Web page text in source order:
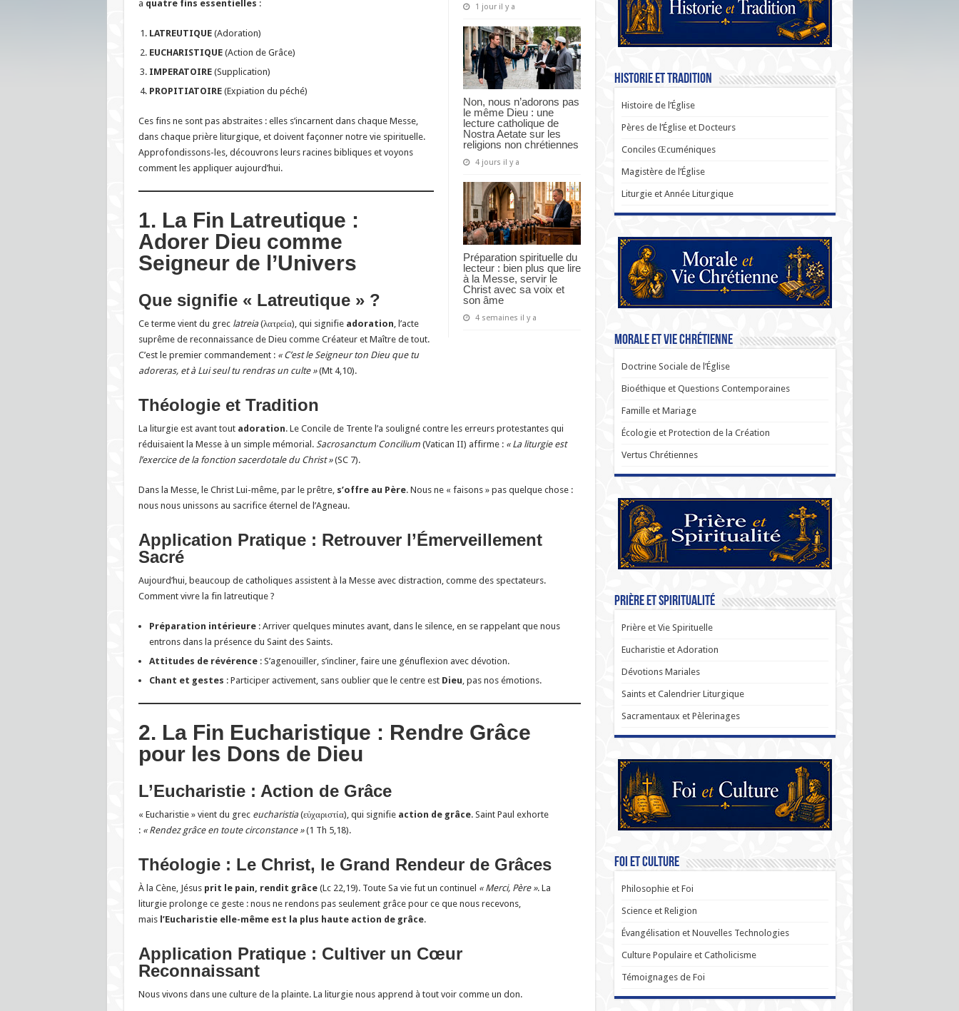
1 jour il y a
Non, nous n’adorons pas
le même Dieu : une
lecture catholique de
Nostra Aetate sur les
religions non chrétiennes
4 jours il y a
Préparation spirituelle du
lecteur : bien plus que lire
à la Messe, servir le
Christ avec sa voix et
son âme
4 semaines il y a
a quatre fins essentielles :
LATREUTIQUE(Adoration)
EUCHARISTIQUE(Action de Grâce)
IMPERATOIRE(Supplication)
PROPITIATOIRE(Expiation du péché)
Ces fins ne sont pas abstraites : elles s’incarnent dans chaque Messe,
dans chaque prière liturgique, et doivent façonner notre vie spirituelle.
Approfondissons-les, découvrons leurs racines bibliques et voyons
comment les appliquer aujourd’hui.
1. La Fin Latreutique :
Adorer Dieu comme
Seigneur de l’Univers
Que signifie « Latreutique » ?
Ce terme vient du grec latreia(λατρεία), qui signifie adoration, l’acte
suprême de reconnaissance de Dieu comme Créateur et Maître de tout.
C’est le premier commandement : « C’est le Seigneur ton Dieu que tu
adoreras, et à Lui seul tu rendras un culte »(Mt 4,10).
Théologie et Tradition
La liturgie est avant tout adoration. Le Concile de Trente l’a souligné contre les erreurs protestantes qui
réduisaient la Messe à un simple mémorial. Sacrosanctum Concilium(Vatican II) affirme : « La liturgie est
l’exercice de la fonction sacerdotale du Christ »(SC 7).
Dans la Messe, le Christ Lui-même, par le prêtre, s’offre au Père. Nous ne « faisons » pas quelque chose :
nous nous unissons au sacrifice éternel de l’Agneau.
Application Pratique : Retrouver l’Émerveillement
Sacré
Aujourd’hui, beaucoup de catholiques assistent à la Messe avec distraction, comme des spectateurs.
Comment vivre la fin latreutique ?
Préparation intérieure: Arriver quelques minutes avant, dans le silence, en se rappelant que nous
entrons dans la présence du Saint des Saints.
Attitudes de révérence: S’agenouiller, s’incliner, faire une génuflexion avec dévotion.
Chant et gestes : Participer activement, sans oublier que le centre est Dieu, pas nos émotions.
2. La Fin Eucharistique : Rendre Grâce
pour les Dons de Dieu
L’Eucharistie : Action de Grâce
« Eucharistie » vient du grec eucharistia(εὐχαριστία), qui signifie action de grâce. Saint Paul exhorte
: « Rendez grâce en toute circonstance »(1 Th 5,18).
Théologie : Le Christ, le Grand Rendeur de Grâces
À la Cène, Jésus prit le pain, rendit grâce(Lc 22,19). Toute Sa vie fut un continuel « Merci, Père ». La
liturgie prolonge ce geste : nous ne rendons pas seulement grâce pour ce que nous recevons,
mais l’Eucharistie elle-même est la plus haute action de grâce.
Application Pratique : Cultiver un Cœur
Reconnaissant
Nous vivons dans une culture de la plainte. La liturgie nous apprend à tout voir comme un don.
Historie et Tradition
Histoire de l’Église
Pères de l’Église et Docteurs
Conciles Œcuméniques
Magistère de l’Église
Liturgie et Année Liturgique
Morale et Vie Chrétienne
Doctrine Sociale de l’Église
Bioéthique et Questions Contemporaines
Famille et Mariage
Écologie et Protection de la Création
Vertus Chrétiennes
Prière et Spiritualité
Prière et Vie Spirituelle
Eucharistie et Adoration
Dévotions Mariales
Saints et Calendrier Liturgique
Sacramentaux et Pèlerinages
Foi et Culture
Philosophie et Foi
Science et Religion
Évangélisation et Nouvelles Technologies
Culture Populaire et Catholicisme
Témoignages de Foi